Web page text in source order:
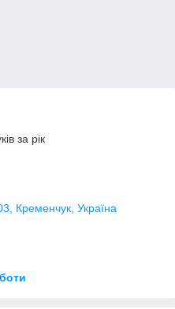
за рік
Кременчук, Україна